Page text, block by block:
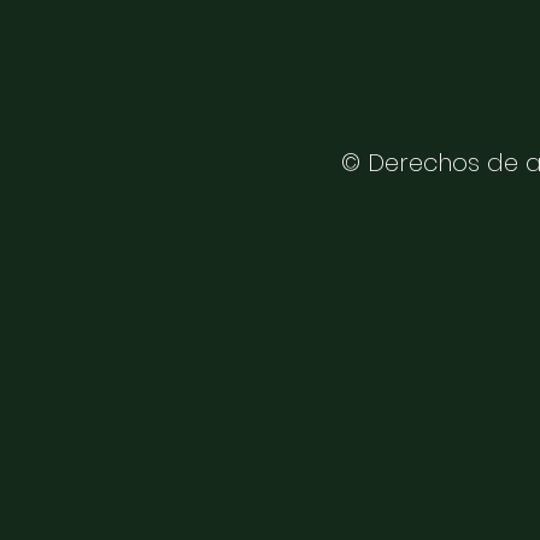
© Derechos de